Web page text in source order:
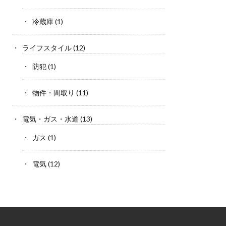
冷蔵庫(1)
ライフスタイル(12)
防犯(1)
物件・間取り (11)
電気・ガス・水道 (13)
ガス (1)
電気(12)